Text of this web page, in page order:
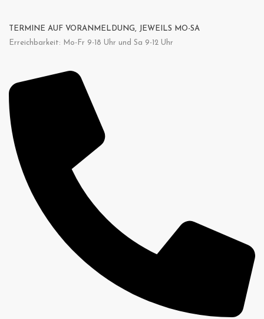
TERMINE AUF VORANMELDUNG, JEWEILS MO-SA
Erreichbarkeit: Mo-Fr 9-18 Uhr und Sa 9-12 Uhr